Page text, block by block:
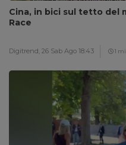
Cina, in bici sul tetto del
Race
Digitrend, 26 Sab Ago 18:43 1